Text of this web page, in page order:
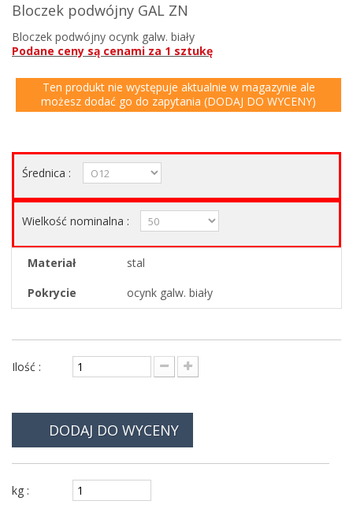
Bloczek podwójny GAL ZN
Bloczek podwójny ocynk galw. biały
Podane ceny są cenami za 1 sztukę
Ten produkt nie występuje aktualnie w magazynie ale
możesz dodać go do zapytania (DODAJ DO WYCENY)
Średnica :
Wielkość nominalna :
Materiał
stal
Pokrycie
ocynk galw. biały
Ilość :
DODAJ DO WYCENY
kg :